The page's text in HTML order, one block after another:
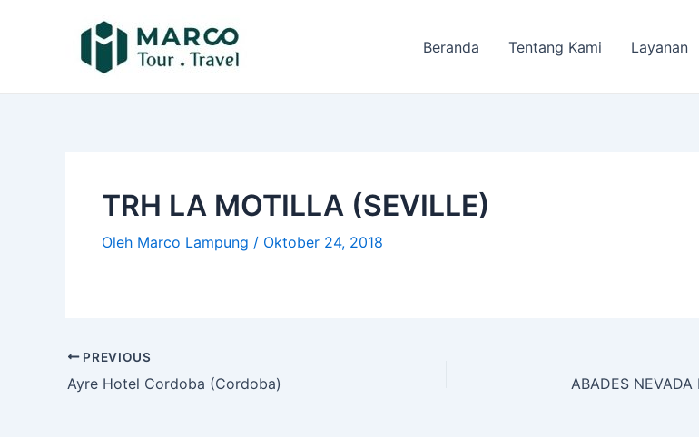
Beranda Tentang Kami Layanan
TRH LA MOTILLA (SEVILLE)
Oleh Marco Lampung / Oktober 24, 2018
navigation
PREVIOUS
Ayre Hotel Cordoba (Cordoba) ABADES NEVADA